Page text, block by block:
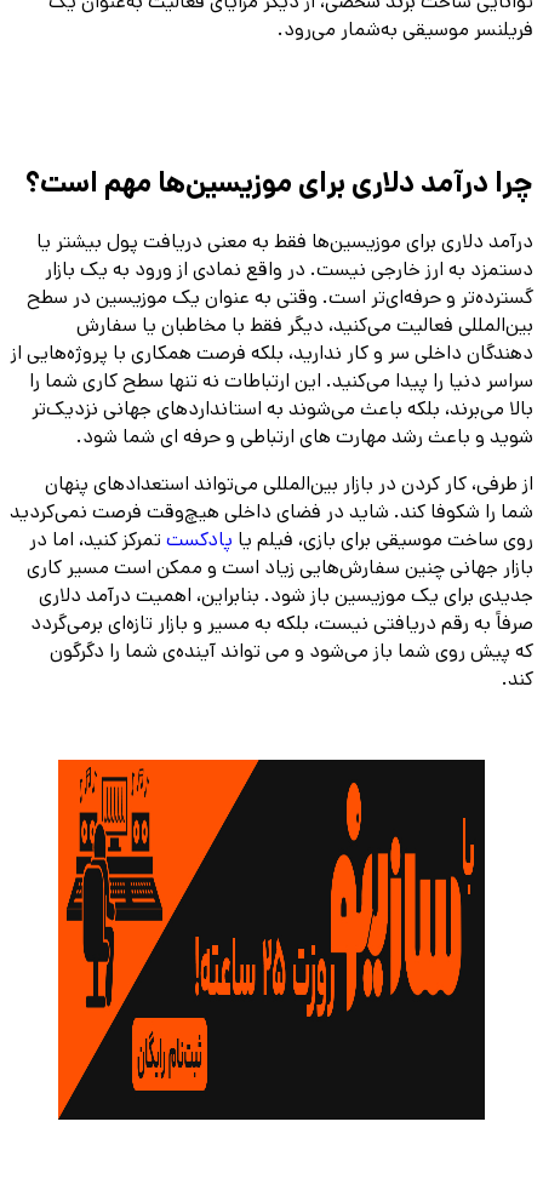
فریلنسر موسیقی به‌شمار می‌رود.
چرا درآمد دلاری برای موزیسین‌ها مهم است؟
درآمد دلاری برای موزیسین‌ها فقط به معنی دریافت پول بیشتر یا
دستمزد به ارز خارجی نیست. در واقع نمادی از ورود به یک بازار
گسترده‌تر و حرفه‌ای‌تر است. وقتی به عنوان یک موزیسین در سطح
بین‌المللی فعالیت می‌کنید، دیگر فقط با مخاطبان یا سفارش‌
دهندگان داخلی سر و کار ندارید، بلکه فرصت همکاری با پروژه‌هایی از
سراسر دنیا را پیدا می‌کنید. این ارتباطات نه‌ تنها سطح کاری‌ شما را
بالا می‌برند، بلکه باعث می‌شوند به استانداردهای جهانی نزدیک‌تر
شوید و باعث رشد مهارت های ارتباطی و حرفه ای شما شود.
از طرفی، کار کردن در بازار بین‌المللی می‌تواند استعدادهای پنهان
شما را شکوفا کند. شاید در فضای داخلی هیچ‌وقت فرصت نمی‌کردید
روی ساخت موسیقی برای بازی، فیلم یا پادکست تمرکز کنید، اما در
بازار جهانی چنین سفارش‌هایی زیاد است و ممکن است مسیر کاری
جدیدی برای یک موزیسین باز شود. بنابراین، اهمیت درآمد دلاری
صرفاً به رقم دریافتی نیست، بلکه به مسیر و بازار تازه‌ای برمی‌گردد
که پیش روی شما باز می‌شود و می تواند آینده‌ی شما را دگرگون
کند.